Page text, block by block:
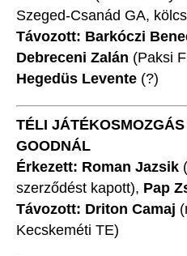
Szeged-Csanád GA,
Távozott: Barkóczi
Debreceni Zalán (Paksi
Hegedüs Levente (?)
TÉLI
GOODNÁL
Érkezett: Roman Jazsik
szerződést kapott), Pap
Távozott: Driton Camaj
Kecskeméti TE)